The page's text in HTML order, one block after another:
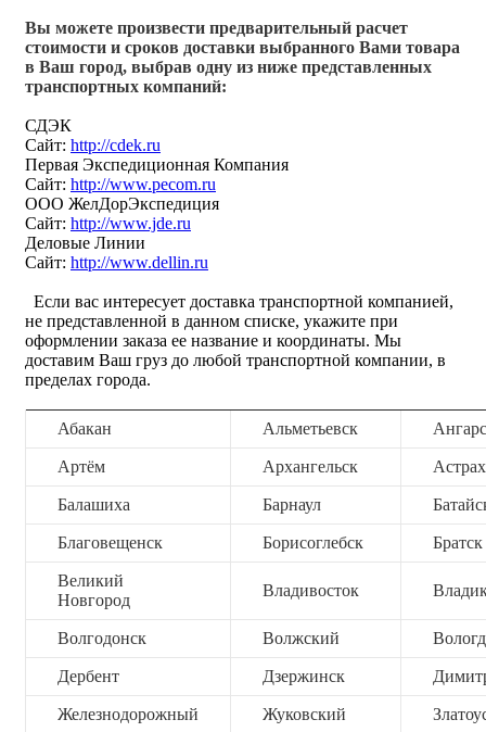
Вы можете произвести предварительный расчет
стоимости и сроков доставки выбранного Вами товара
в Ваш город, выбрав одну из ниже представленных
транспортных компаний:
СДЭК
Сайт: http://cdek.ru
Первая Экспедиционная Компания
Сайт: http://www.pecom.ru
ООО ЖелДорЭкспедиция
Сайт: http://www.jde.ru
Деловые Линии
Сайт: http://www.dellin.ru
Если вас интересует доставка транспортной компанией,
не представленной в данном списке, укажите при
оформлении заказа ее название и координаты. Мы
доставим Ваш груз до любой транспортной компании, в
пределах города.
Абакан Альметьевск
Артём Архангельск
Балашиха Барнаул
Благовещенск Борисоглебск Братск
Великий
Новгород
Владивосток
Волгодонск Волжский
Дербент Дзержинск
Железнодорожный Жуковский